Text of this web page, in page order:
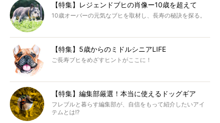
【特集】レジェンドブヒの肖像ー10歳を超えて
10歳オーバーの元気なブヒを取材し、長寿の秘訣を探る。
【特集】5歳からのミドルシニアLIFE
ご長寿ブヒをめざすヒントがここに！
【特集】編集部厳選！本当に使えるドッグギア
フレブルと暮らす編集部が、自信をもって紹介したいアイ
テムとは!?